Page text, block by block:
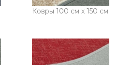
Ковры 100 см х 150 см